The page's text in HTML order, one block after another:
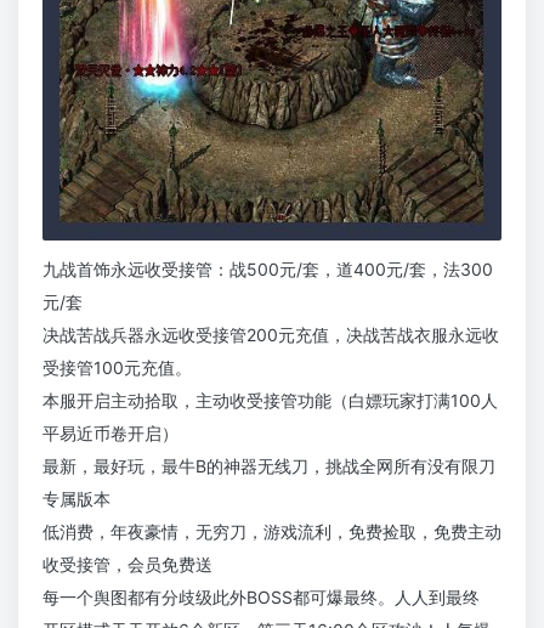
九战首饰永远收受接管：战500元/套，道400元/套，法300
元/套
决战苦战兵器永远收受接管200元充值，决战苦战衣服永远收
受接管100元充值。
本服开启主动拾取，主动收受接管功能（白嫖玩家打满100人
平易近币卷开启）
最新，最好玩，最牛B的神器无线刀，挑战全网所有没有限刀
专属版本
低消费，年夜豪情，无穷刀，游戏流利，免费捡取，免费主动
收受接管，会员免费送
每一个舆图都有分歧级此外BOSS都可爆最终。人人到最终